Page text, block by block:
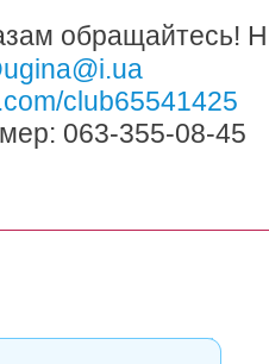
обращайтесь!
club65541425
063-355-08-45